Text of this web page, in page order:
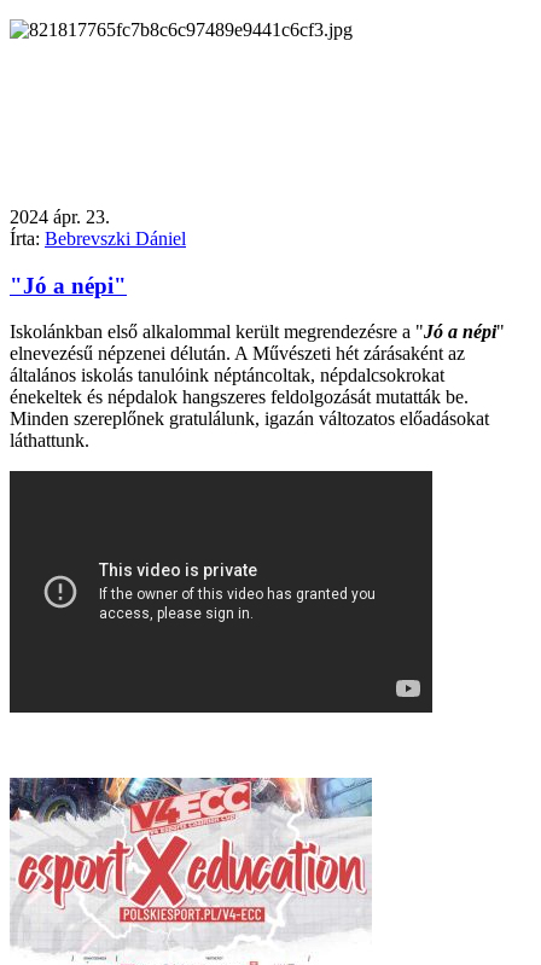
2024 ápr. 23.
Írta: Bebrevszki Dániel
"Jó a népi"
Iskolánkban első alkalommal került megrendezésre a "Jó a népi"
elnevezésű népzenei délután. A Művészeti hét zárásaként az
általános iskolás tanulóink néptáncoltak, népdalcsokrokat
énekeltek és népdalok hangszeres feldolgozását mutatták be.
Minden szereplőnek gratulálunk, igazán változatos előadásokat
láthattunk.